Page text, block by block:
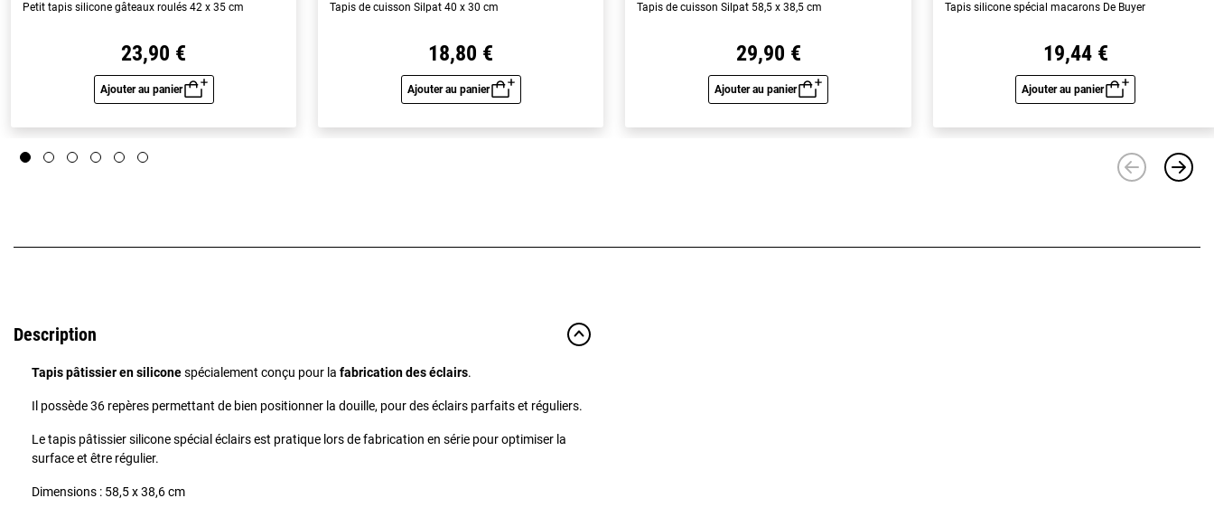
Petit tapis silicone gâteaux roulés 42 x 35 cm
23,90 €
Ajouter au panier
Aperçu rapide
Tapis de cuisson Silpat 40 x 30 cm
18,80 €
Ajouter au panier
Aperçu rapide
Tapis de cuisson Silpat 58,5 x 38,5 cm
29,90 €
Ajouter au panier
Aperçu rapide
Tapis silicone spécial macarons De Buyer
19,44 €
Ajouter au panier
Aperçu rapide
Description
Tapis pâtissier en siliconespécialement conçu pour la fabrication des éclairs.
Il possède 36 repères permettant de bien positionner la douille, pour des éclairs parfaits et réguliers.
Le tapis pâtissier silicone spécial éclairs est pratique lors de fabrication en série pour optimiser la
surface et être régulier.
Dimensions : 58,5 x 38,6 cm